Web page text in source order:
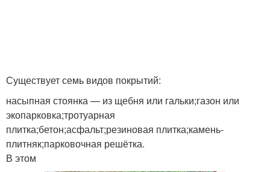
Существует семь видов покрытий:
насыпная стоянка — из щебня или гальки;газон или
экопарковка;тротуарная
плитка;бетон;асфальт;резиновая плитка;камень-
плитняк;парковочная решётка.
В этом